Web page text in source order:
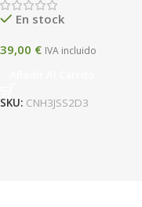
En stock
39,00 € IVA incluido
SKU: CNH3JSS2D3